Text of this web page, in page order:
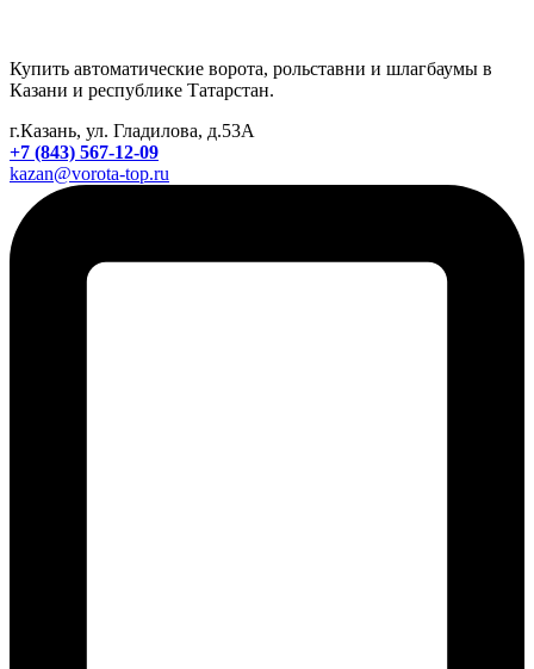
Купить автоматические ворота, рольставни и шлагбаумы в
Казани и республике Татарстан.
г.Казань, ул. Гладилова, д.53А
+7 (843) 567-12-09
kazan@vorota-top.ru